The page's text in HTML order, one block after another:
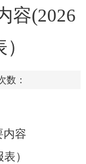
容(2026
数：
内容
）